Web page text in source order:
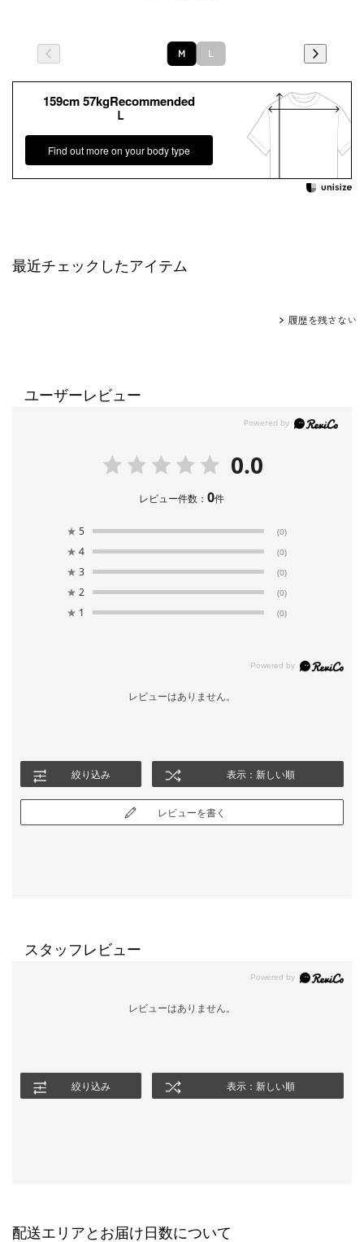
Ｍ Ｌ
159cm 57kgRecommended
Ｌ
Find out more on your body type
最近チェックしたアイテム
履歴を残さない
ユーザーレビュー
0.0
レビュー件数：0件
★ 5 (0)
★ 4 (0)
★ 3 (0)
★ 2 (0)
★ 1 (0)
レビューはありません。
絞り込み 表示：新しい順
レビューを書く
スタッフレビュー
レビューはありません。
絞り込み 表示：新しい順
配送エリアとお届け日数について